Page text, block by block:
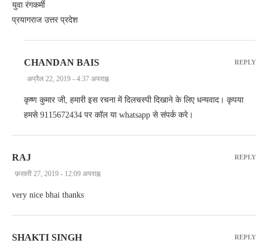
युवा रंगकर्मी
प्रयागराज उत्तर प्रदेश
CHANDAN BAIS
अप्रैल 22, 2019 - 4:37 अपराह्न
कृष्ण कुमार जी, हमारी इस रचना में दिलचस्पी दिखाने के लिए धन्यवाद। कृपया
हमसे 9115672434 पर कॉल या whatsapp से संपर्क करे।
REPLY
RAJ
फ़रवरी 27, 2019 - 12:09 अपराह्न
very nice bhai thanks
REPLY
SHAKTI SINGH REPLY